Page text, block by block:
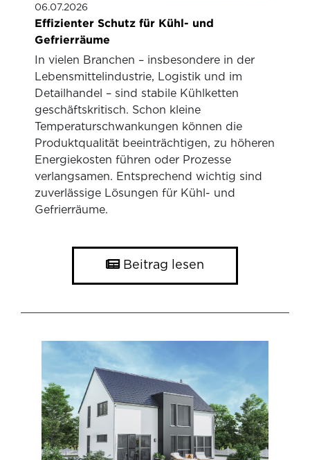
06.07.2026
Effizienter Schutz für Kühl- und
Gefrierräume
In vielen Branchen – insbesondere in der
Lebensmittelindustrie, Logistik und im
Detailhandel – sind stabile Kühlketten
geschäftskritisch. Schon kleine
Temperaturschwankungen können die
Produktqualität beeinträchtigen, zu höheren
Energiekosten führen oder Prozesse
verlangsamen. Entsprechend wichtig sind
zuverlässige Lösungen für Kühl- und
Gefrierräume.
Beitrag lesen